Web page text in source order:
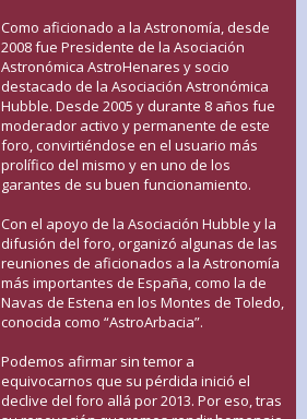
Como aficionado a la Astronomía, desde
2008 fue Presidente de la Asociación
Astronómica AstroHenares y socio
destacado de la Asociación Astronómica
Hubble. Desde 2005 y durante 8 años fue
moderador activo y permanente de este
foro, convirtiéndose en el usuario más
prolífico del mismo y en uno de los
garantes de su buen funcionamiento.
Con el apoyo de la Asociación Hubble y la
difusión del foro, organizó algunas de las
reuniones de aficionados a la Astronomía
más importantes de España, como la de
Navas de Estena en los Montes de Toledo,
conocida como “AstroArbacia”.
Podemos afirmar sin temor a
equivocarnos que su pérdida inició el
declive del foro allá por 2013. Por eso, tras